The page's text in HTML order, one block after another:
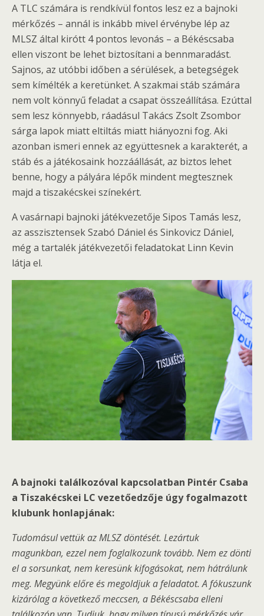
A TLC számára is rendkívül fontos lesz ez a bajnoki
mérkőzés – annál is inkább mivel érvénybe lép az
MLSZ által kirótt 4 pontos levonás – a Békéscsaba
ellen viszont be lehet biztosítani a bennmaradást.
Sajnos, az utóbbi időben a sérülések, a betegségek
sem kímélték a keretünket. A szakmai stáb számára
nem volt könnyű feladat a csapat összeállítása. Ezúttal
sem lesz könnyebb, ráadásul Takács Zsolt Zsombor
sárga lapok miatt eltiltás miatt hiányozni fog. Aki
azonban ismeri ennek az együttesnek a karakterét, a
stáb és a játékosaink hozzáállását, az biztos lehet
benne, hogy a pályára lépők mindent megtesznek
majd a tiszakécskei színekért.
A vasárnapi bajnoki játékvezetője Sipos Tamás lesz,
az asszisztensek Szabó Dániel és Sinkovicz Dániel,
még a tartalék játékvezetői feladatokat Linn Kevin
látja el.
A bajnoki találkozóval kapcsolatban Pintér Csaba
a Tiszakécskei LC vezetőedzője úgy fogalmazott
klubunk honlapjának:
Tudomásul vettük az MLSZ döntését. Lezártuk
magunkban, ezzel nem foglalkozunk tovább. Nem ez dönti
el a sorsunkat, nem keresünk kifogásokat, nem hátrálunk
meg. Megyünk előre és megoldjuk a feladatot. A fókuszunk
kizárólag a következő meccsen, a Békéscsaba elleni